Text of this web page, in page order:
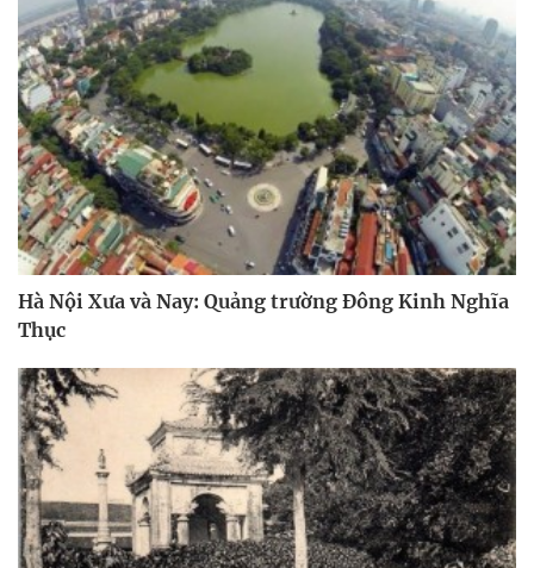
Hà Nội Xưa và Nay: Quảng trường Đông Kinh Nghĩa
Thục